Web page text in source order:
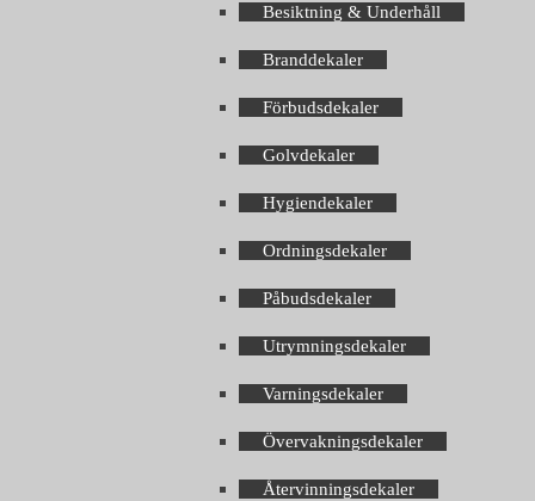
Besiktning & Underhåll
Branddekaler
Förbudsdekaler
Golvdekaler
Hygiendekaler
Ordningsdekaler
Påbudsdekaler
Utrymningsdekaler
Varningsdekaler
Övervakningsdekaler
Återvinningsdekaler